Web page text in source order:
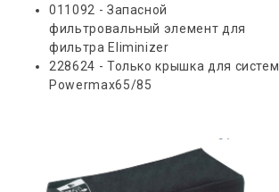
011092 - Запасной
фильтровальный элемент для
фильтра Eliminizer
228624 - Только крышка для систем
Powermax65/85